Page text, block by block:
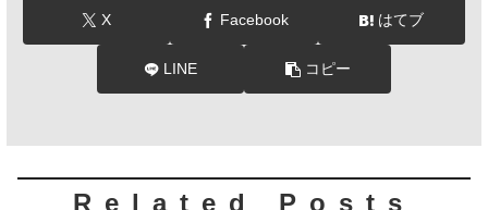
X Facebook はてブ
LINE コピー
Related Posts